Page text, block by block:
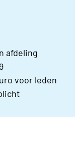
afdeling
voor leden